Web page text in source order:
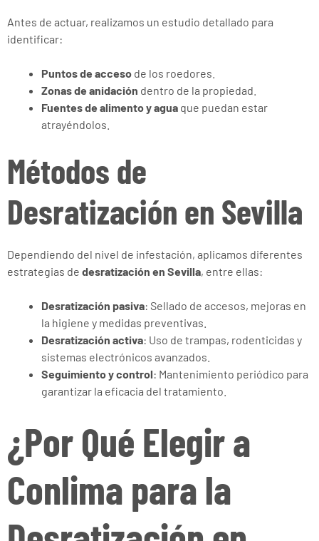
Antes de actuar, realizamos un estudio detallado para
identificar:
Puntos de acceso de los roedores.
Zonas de anidación dentro de la propiedad.
Fuentes de alimento y agua que puedan estar
atrayéndolos.
Métodos de
Desratización en Sevilla
Dependiendo del nivel de infestación, aplicamos diferentes
estrategias de desratización en Sevilla, entre ellas:
Desratización pasiva: Sellado de accesos, mejoras en
la higiene y medidas preventivas.
Desratización activa: Uso de trampas, rodenticidas y
sistemas electrónicos avanzados.
Seguimiento y control: Mantenimiento periódico para
garantizar la eficacia del tratamiento.
¿Por Qué Elegir a
Conlima para la